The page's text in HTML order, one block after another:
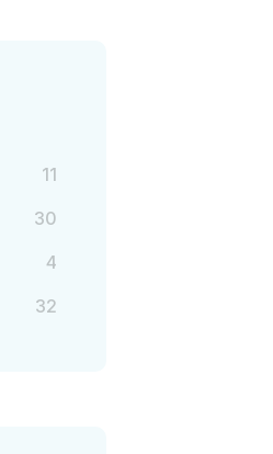
11
30
4
32